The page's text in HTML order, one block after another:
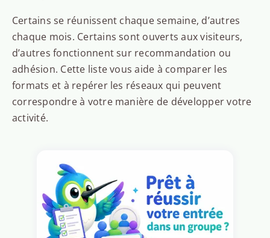
Certains se réunissent chaque semaine, d’autres
chaque mois. Certains sont ouverts aux visiteurs,
d’autres fonctionnent sur recommandation ou
adhésion. Cette liste vous aide à comparer les
formats et à repérer les réseaux qui peuvent
correspondre à votre manière de développer votre
activité.